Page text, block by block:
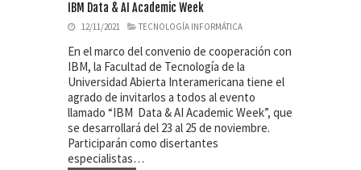
IBM Data & AI Academic Week
12/11/2021 TECNOLOGÍA INFORMÁTICA
En el marco del convenio de cooperación con
IBM, la Facultad de Tecnología de la
Universidad Abierta Interamericana tiene el
agrado de invitarlos a todos al evento
llamado “IBM Data & AI Academic Week”, que
se desarrollará del 23 al 25 de noviembre.
Participarán como disertantes
especialistas…